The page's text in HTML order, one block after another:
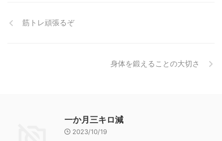
筋トレ頑張るぞ
身体を鍛えることの大切さ
一か月三キロ減
2023/10/19